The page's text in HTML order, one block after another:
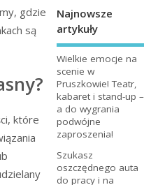
gdzie
są
które
Najnowsze
artykuły
Wielkie emocje na
scenie w
Pruszkowie! Teatr,
kabaret i stand-up –
a do wygrania
podwójne
zaproszenia!
Szukasz
oszczędnego auta
do pracy i na